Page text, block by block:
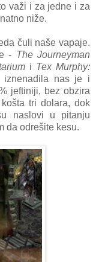
važi i za jedne i za
niže.
čuli naše vapaje.
- The Journeyman
i Tex Murphy:
iznenadila nas je i
jeftiniji, bez obzira
tri dolara, dok
naslovi u pitanju
da odrešite kesu.